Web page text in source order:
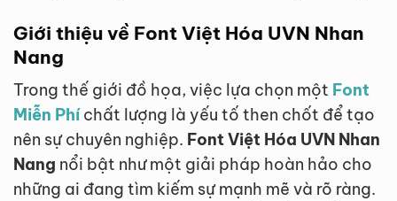
Giới thiệu về Font Việt Hóa UVN Nhan
Nang
Trong thế giới đồ họa, việc lựa chọn một Font
Miễn Phíchất lượng là yếu tố then chốt để tạo
nên sự chuyên nghiệp. Font Việt Hóa UVN Nhan
Nang nổi bật như một giải pháp hoàn hảo cho
những ai đang tìm kiếm sự mạnh mẽ và rõ ràng.